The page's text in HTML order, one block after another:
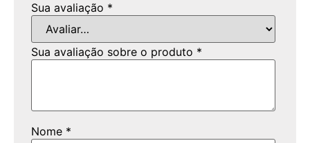
Sua avaliação *
Sua avaliação sobre o produto *
Nome *